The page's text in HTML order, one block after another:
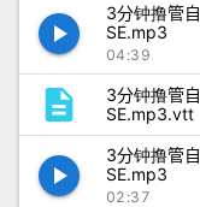
play_arrow
3分钟撸管
SE.mp3
04:39
description
3分钟撸管
SE.mp3.vtt
play_arrow
3分钟撸管
SE.mp3
02:37